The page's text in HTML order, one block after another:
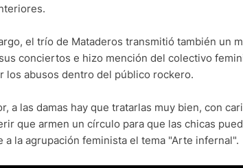
el trío de Mataderos transmitió también un
conciertos e hizo mención del colectivo
los abusos dentro del público rockero.
a las damas hay que tratarlas muy bien, con
que armen un círculo para que las chicas
a la agrupación feminista el tema "Arte infernal".